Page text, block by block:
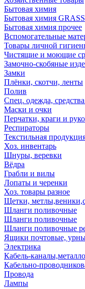
Бытовая химия
Бытовая химия GRASS
Бытовая химия прочее
Вспомогательные
Товары личной
Чистящие и моющие
Замочно-скобяные
Замки
Плёнки, скотчи, ленты
Полив
Спец. одежда,
Маски и очки
Перчатки, краги и
Респираторы
Текстильная
Хоз. инвентарь
Шнуры, веревки
Вёдра
Грабли и вилы
Лопаты и черенки
Хоз. товары разное
Щетки,
Шланги поливочные
Шланги поливочные
Шланги поливочные
Ящики почтовые,
Электрика
Кабель-
Кабельно-
Провода
Лампы